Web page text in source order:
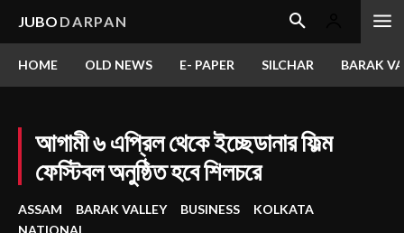
JUBO DARPAN
HOME OLD NEWS E- PAPER SILCHAR BARAK
আগামী ৬ এপ্রিল থেকে ইচ্ছেডানার ফিল্ম
ফেস্টিবল অনুষ্ঠিত হবে শিলচরে
ASSAM BARAK VALLEY BUSINESS
KOLKATA
NATIONAL